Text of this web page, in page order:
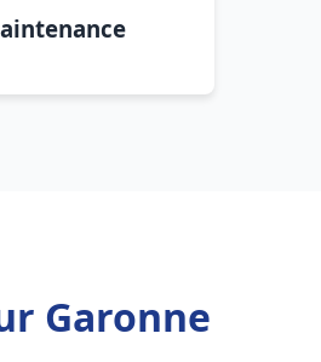
Garonne